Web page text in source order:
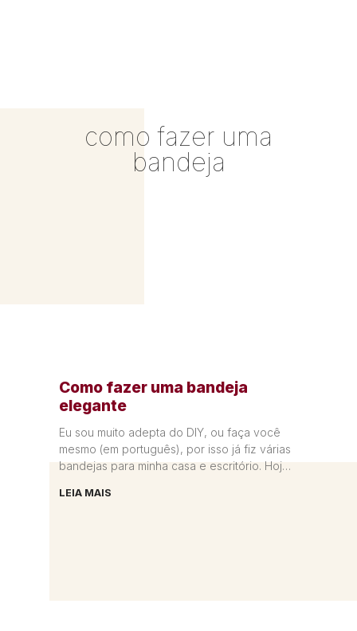
como fazer uma
bandeja
Como fazer uma bandeja
elegante
Eu sou muito adepta do DIY, ou faça você
mesmo (em português), por isso já fiz várias
bandejas para minha casa e escritório. Hoje
LEIA MAIS